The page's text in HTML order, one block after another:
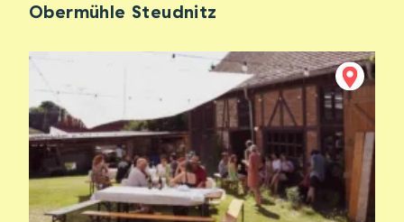
Obermühle Steudnitz